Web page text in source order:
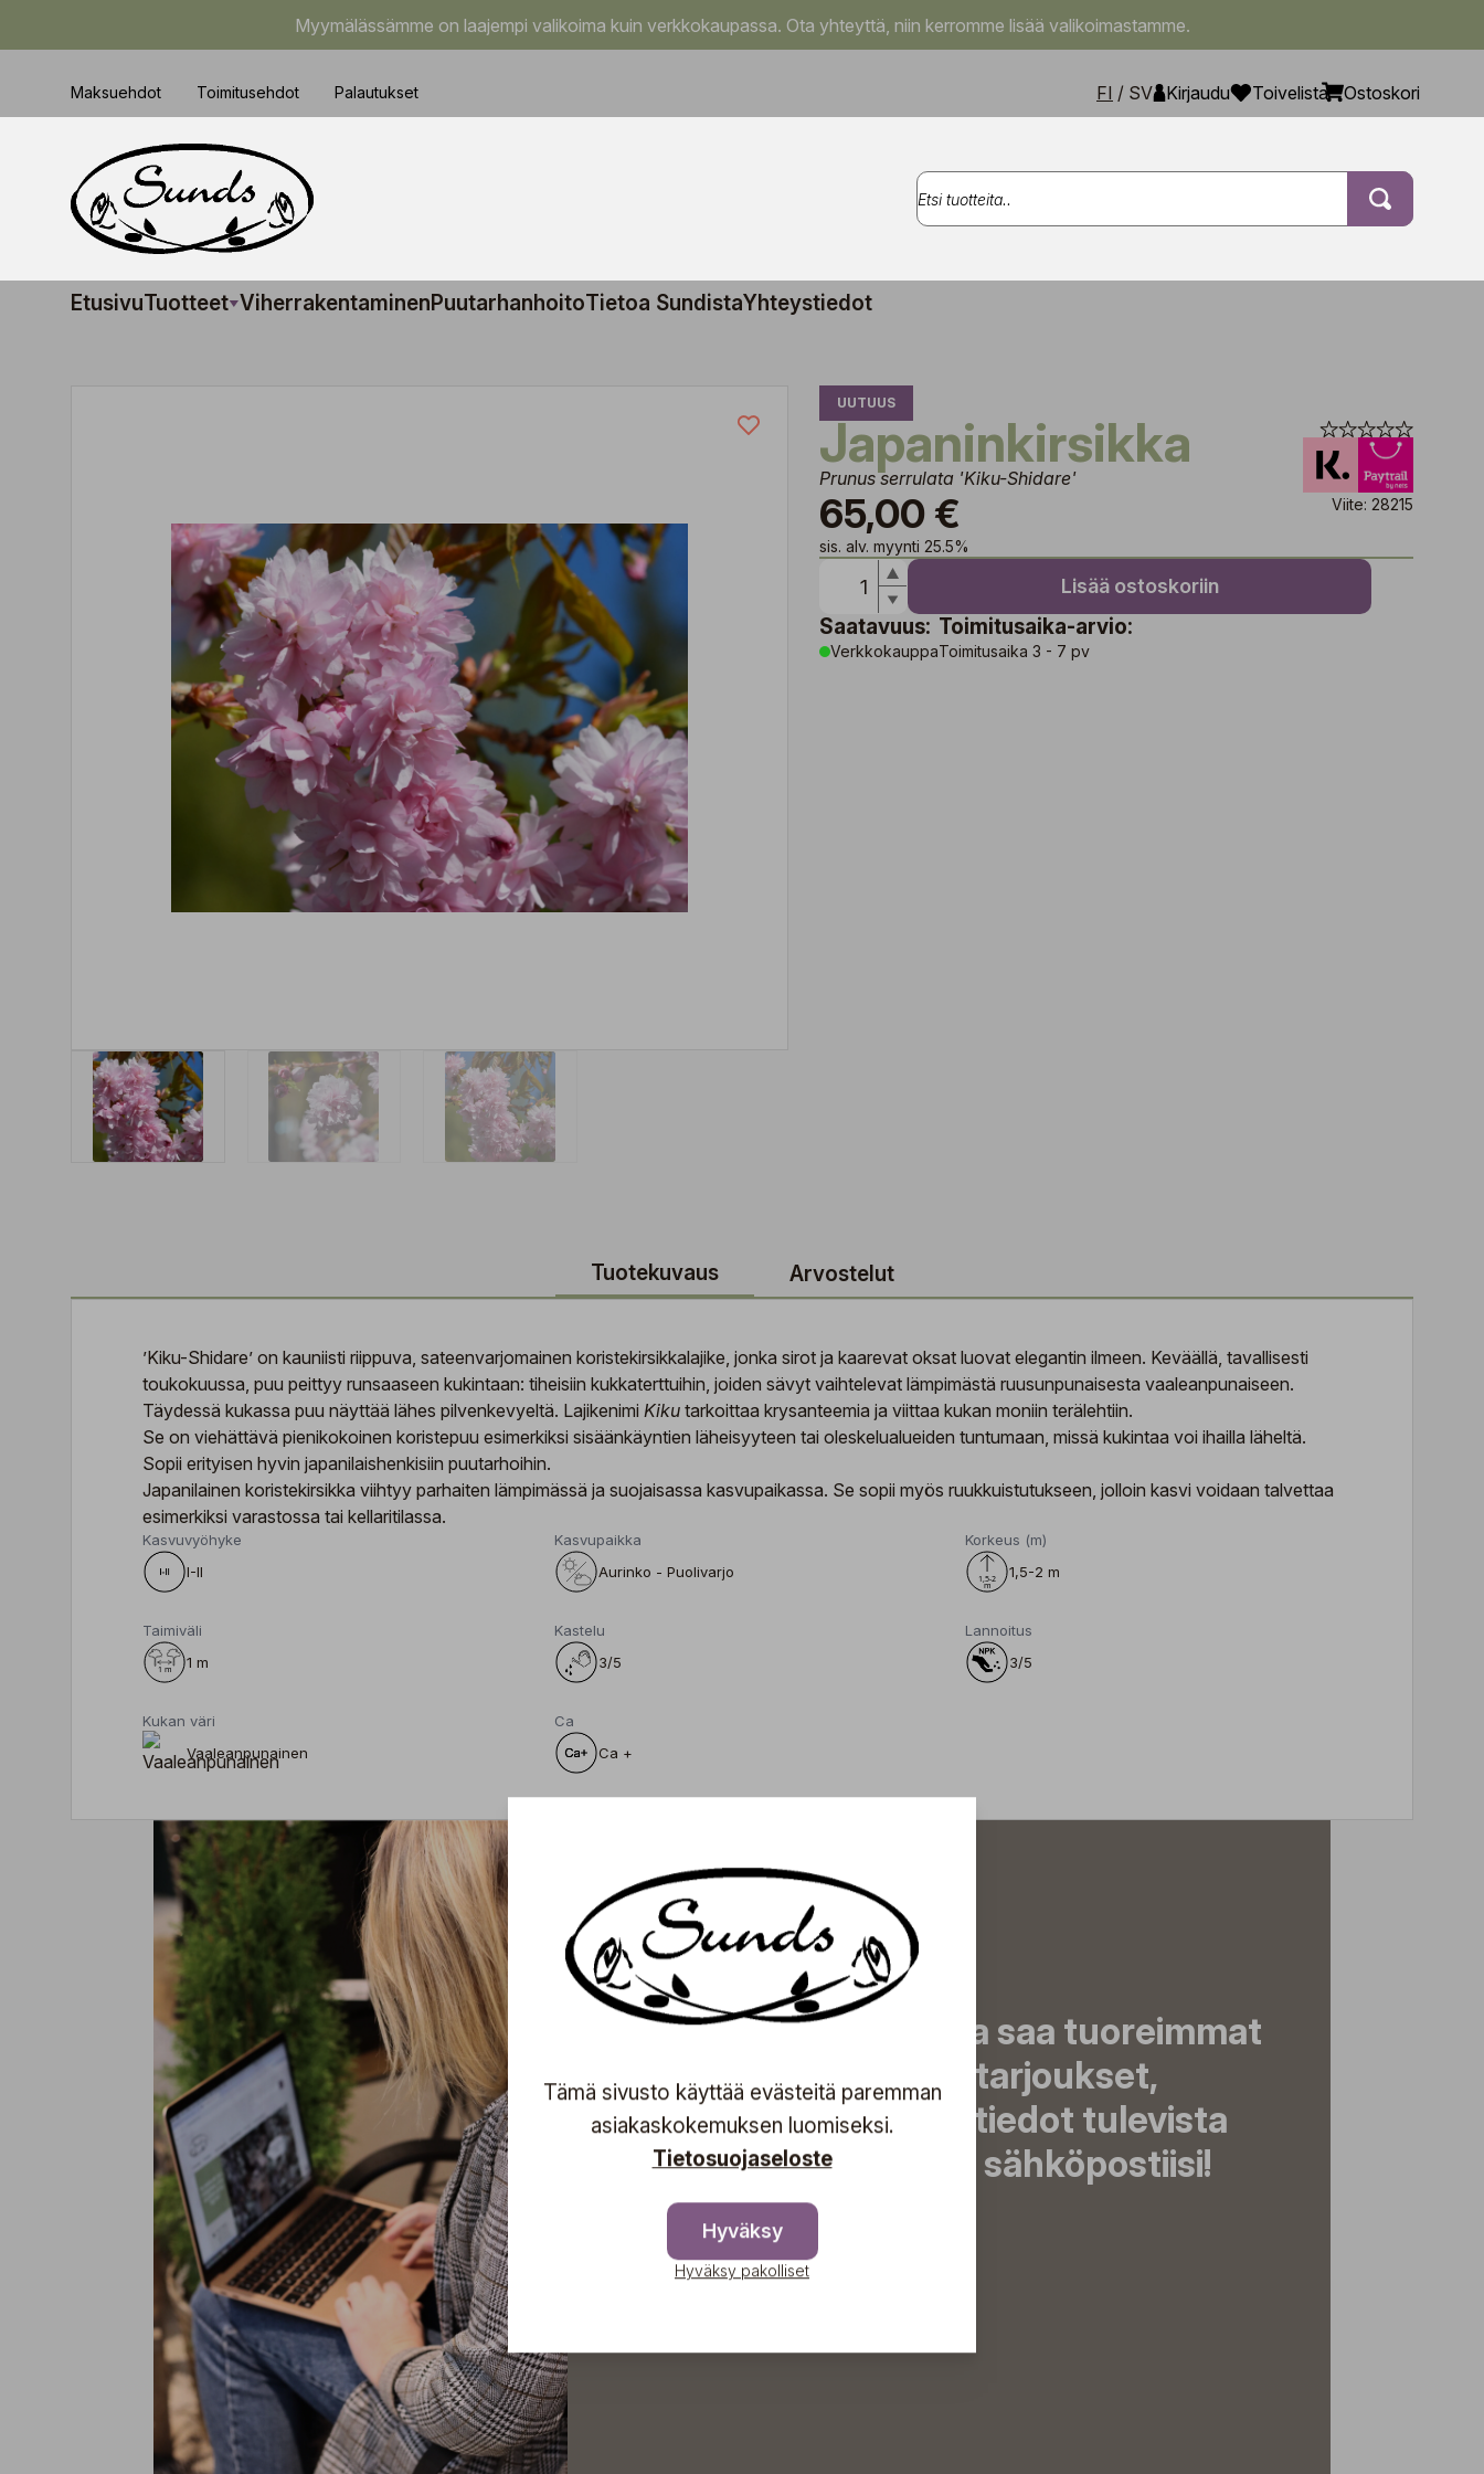
Myymälässämme on laajempi valikoima kuin verkkokaupassa. Ota yhteyttä, niin kerromme lisää valikoimastamme.
Maksuehdot Toimitusehdot Palautukset FI / SV Kirjaudu Toivelista Ostoskori
EtusivuTuotteet ViherrakentaminenPuutarhanhoitoTietoa SundistaYhteystiedot
UUTUUS
Japaninkirsikka
Prunus serrulata 'Kiku-Shidare'
65,00 €
sis. alv. myynti 25.5%
Viite: 28215
Lisää ostoskoriin
Saatavuus:
Verkkokauppa
Toimitusaika-arvio:
Toimitusaika 3 - 7 pv
Tuotekuvaus Arvostelut
’Kiku-Shidare’ on kauniisti riippuva, sateenvarjomainen koristekirsikkalajike, jonka sirot ja kaarevat oksat luovat elegantin ilmeen. Keväällä, tavallisesti
toukokuussa, puu peittyy runsaaseen kukintaan: tiheisiin kukkaterttuihin, joiden sävyt vaihtelevat lämpimästä ruusunpunaisesta vaaleanpunaiseen.
Täydessä kukassa puu näyttää lähes pilvenkevyeltä. Lajikenimi Kiku tarkoittaa krysanteemia ja viittaa kukan moniin terälehtiin.
Se on viehättävä pienikokoinen koristepuu esimerkiksi sisäänkäyntien läheisyyteen tai oleskelualueiden tuntumaan, missä kukintaa voi ihailla läheltä.
Sopii erityisen hyvin japanilaishenkisiin puutarhoihin.
Japanilainen koristekirsikka viihtyy parhaiten lämpimässä ja suojaisassa kasvupaikassa. Se sopii myös ruukkuistutukseen, jolloin kasvi voidaan talvettaa
esimerkiksi varastossa tai kellaritilassa.
Kasvuvyöhyke
I-II
Kasvupaikka
Aurinko - Puolivarjo
Korkeus (m)
1,5-2 m
Taimiväli
1 m
Kastelu
3/5
Lannoitus
3/5
Kukan väri
Vaaleanpunainen
Ca
Ca +
Tilaa uutiskirjeemme ja saa tuoreimmat
uutiset, eksklusiiviset tarjoukset,
inspiroivat vinkit sekä tiedot tulevista
tapahtumista suoraan sähköpostiisi!
Tilaa
Tämä sivusto käyttää evästeitä paremman
asiakaskokemuksen luomiseksi.
Tietosuojaseloste
Hyväksy
Hyväksy pakolliset